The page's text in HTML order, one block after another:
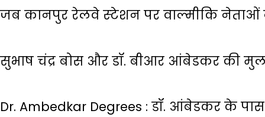
जब कानपुर रेलवे स्‍टेशन पर वाल्‍मीकि नेताओं ने
सुभाष चंद्र बोस और डॉ. बीआर आंबेडकर की
Dr. Ambedkar Degrees : डॉ. आंबेडकर के पास